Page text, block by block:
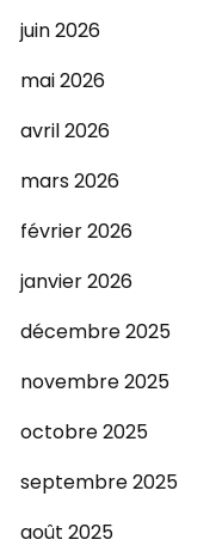
juin 2026
mai 2026
avril 2026
mars 2026
février 2026
janvier 2026
décembre 2025
novembre 2025
octobre 2025
septembre 2025
août 2025